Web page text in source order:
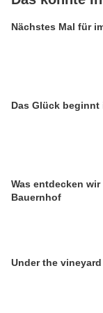
Nächstes Mal für
Das Glück beginnt
Was entdecken wir
Bauernhof
Under the